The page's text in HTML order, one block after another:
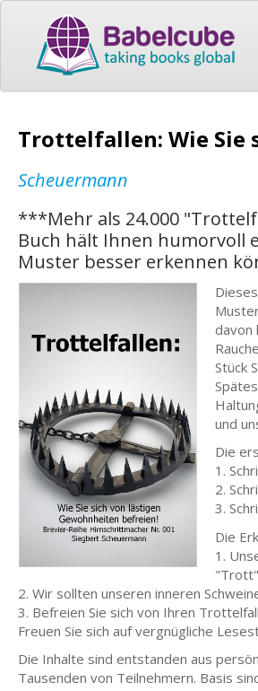
Trottelfallen: Wie Sie
Scheuermann
***Mehr als 24.000
Buch hält Ihnen humorvoll
Muster besser erkennen
davon
Stück
und
Die
1.
2.
3.
Die
1.
2. Wir sollten unseren inneren
3. Befreien Sie sich von Ihren
Freuen Sie sich auf vergnügliche
Die Inhalte sind entstanden aus
Tausenden von Teilnehmern. Basis